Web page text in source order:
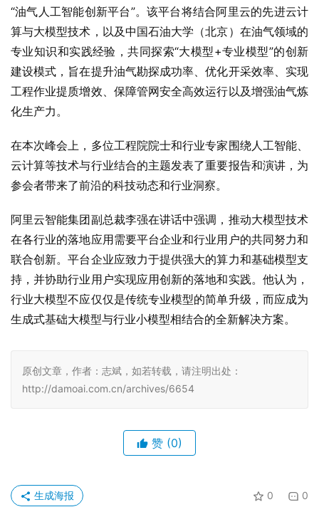
“油气人工智能创新平台”。该平台将结合阿里云的先进云计
算与大模型技术，以及中国石油大学（北京）在油气领域的
专业知识和实践经验，共同探索“大模型+专业模型”的创新
建设模式，旨在提升油气勘探成功率、优化开采效率、实现
工程作业提质增效、保障管网安全高效运行以及增强油气炼
化生产力。
在本次峰会上，多位工程院院士和行业专家围绕人工智能、
云计算等技术与行业结合的主题发表了重要报告和演讲，为
参会者带来了前沿的科技动态和行业洞察。
阿里云智能集团副总裁李强在讲话中强调，推动大模型技术
在各行业的落地应用需要平台企业和行业用户的共同努力和
联合创新。平台企业应致力于提供强大的算力和基础模型支
持，并协助行业用户实现应用创新的落地和实践。他认为，
行业大模型不应仅仅是传统专业模型的简单升级，而应成为
生成式基础大模型与行业小模型相结合的全新解决方案。
原创文章，作者：志斌，如若转载，请注明出处：
http://damoai.com.cn/archives/6654
赞 (0)
0 0
生成海报